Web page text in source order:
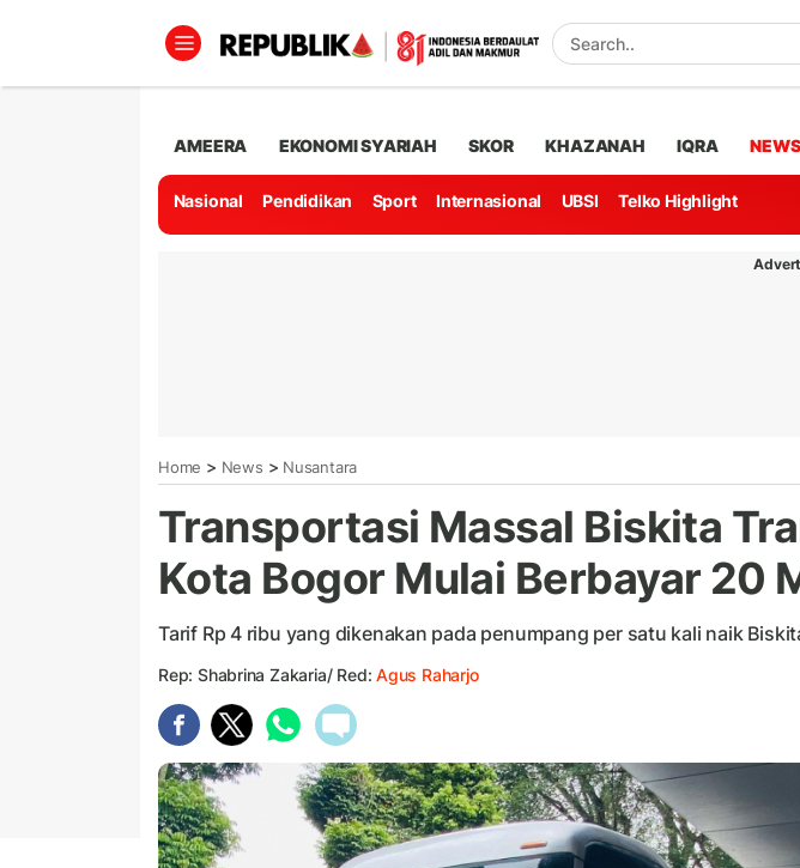
AMEERA EKONOMI SYARIAH SKOR KHAZANAH IQRA NEWS
Nasional Pendidikan Sport Internasional UBSI Telko Highlight
Home > News > Nusantara
Transportasi Massal Biskita
Kota Bogor Mulai Berbayar 20
Tarif Rp 4 ribu yang dikenakan pada penumpang per satu kali naik
Rep: Shabrina Zakaria/ Red:Agus Raharjo